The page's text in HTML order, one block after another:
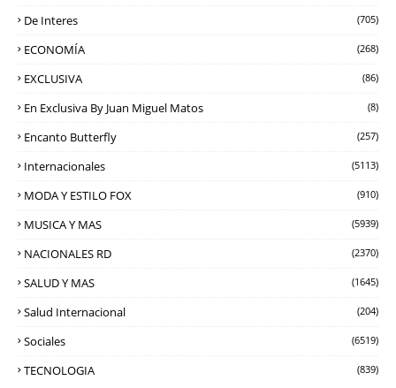
De Interes (705)
ECONOMÍA (268)
EXCLUSIVA (86)
En Exclusiva By Juan Miguel Matos (8)
Encanto Butterfly (257)
Internacionales (5113)
MODA Y ESTILO FOX (910)
MUSICA Y MAS (5939)
NACIONALES RD (2370)
SALUD Y MAS (1645)
Salud Internacional (204)
Sociales (6519)
TECNOLOGIA (839)